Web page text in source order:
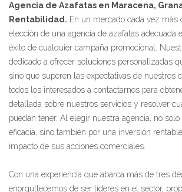
Agencia de Azafatas en Maracena,
Rentabilidad. En un mercado cada vez más
elección de una agencia de azafatas adecuada
éxito de cualquier campaña promocional.
dedicado a ofrecer soluciones personalizadas
sino que superen las expectativas de nuestros
todos los interesados a contactarnos para
detallada sobre nuestros servicios y resolver
puedan tener. Al elegir nuestra agencia, no
eficacia, sino también por una inversión
impacto de sus acciones comerciales.
Con una experiencia que abarca más de tres
enorgullecemos de ser líderes en el sector,